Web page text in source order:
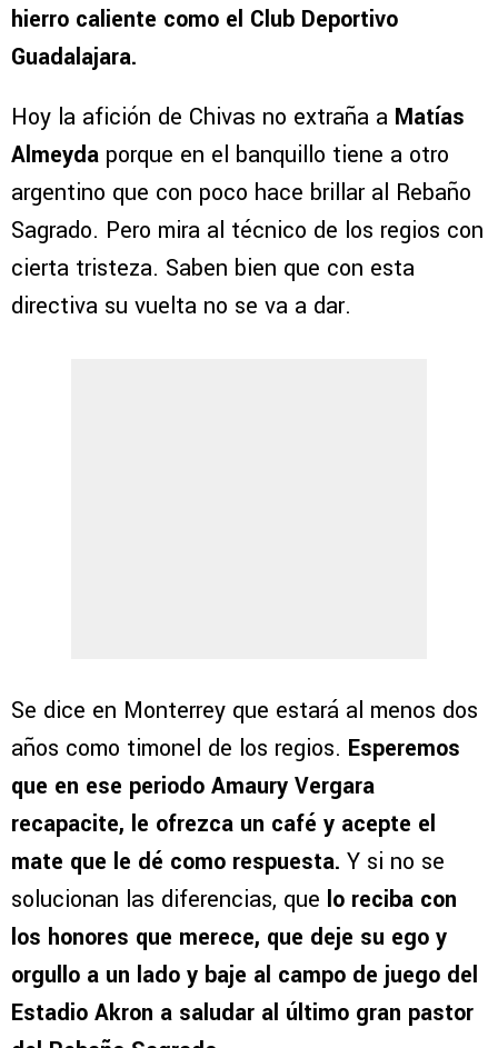
hierro caliente como el Club Deportivo
Guadalajara.
Hoy la afición de Chivas no extraña a Matías
Almeyda porque en el banquillo tiene a otro
argentino que con poco hace brillar al Rebaño
Sagrado. Pero mira al técnico de los regios con
cierta tristeza. Saben bien que con esta
directiva su vuelta no se va a dar.
Se dice en Monterrey que estará al menos dos
años como timonel de los regios. Esperemos
que en ese periodo Amaury Vergara
recapacite, le ofrezca un café y acepte el
mate que le dé como respuesta. Y si no se
solucionan las diferencias, que lo reciba con
los honores que merece, que deje su ego y
orgullo a un lado y baje al campo de juego del
Estadio Akron a saludar al último gran pastor